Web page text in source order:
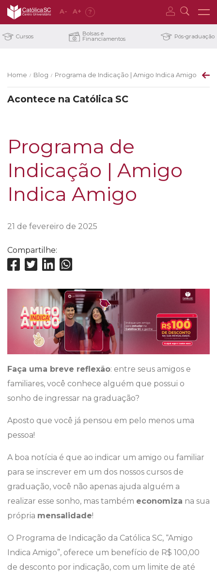
A- A+ ?
Cursos Bolsas e
Financiamentos Pós-graduação
Home / Blog / Programa de Indicação | Amigo Indica Amigo
Acontece na Católica SC
Programa de
Indicação | Amigo
Indica Amigo
21 de fevereiro de 2025
Compartilhe:
Faça uma breve reflexão: entre seus amigos e
familiares, você conhece alguém que possui o
sonho de ingressar na graduação?
Aposto que você já pensou em pelo menos uma
pessoa!
A boa notícia é que ao indicar um amigo ou familiar
para se inscrever em um dos nossos cursos de
graduação, você não apenas ajuda alguém a
realizar esse sonho, mas também economiza na sua
própria mensalidade!
O Programa de Indicação da Católica SC, “Amigo
Indica Amigo”, oferece um benefício de R$ 100,00
de desconto por indicação, com um limite de até